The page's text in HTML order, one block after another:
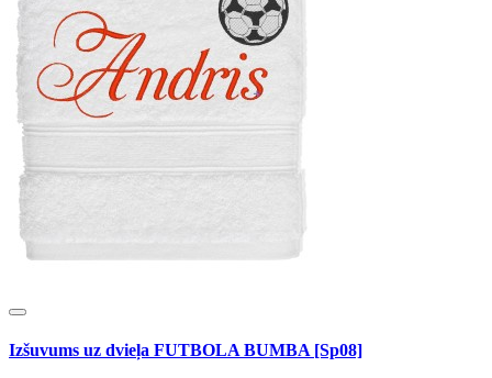
Izšuvums uz dvieļa FUTBOLA BUMBA [Sp08]